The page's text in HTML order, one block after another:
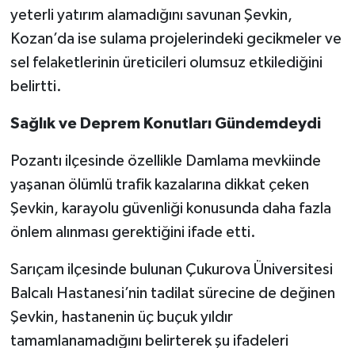
yeterli yatırım alamadığını savunan Şevkin,
Kozan’da ise sulama projelerindeki gecikmeler ve
sel felaketlerinin üreticileri olumsuz etkilediğini
belirtti.
Sağlık ve Deprem Konutları Gündemdeydi
Pozantı ilçesinde özellikle Damlama mevkiinde
yaşanan ölümlü trafik kazalarına dikkat çeken
Şevkin, karayolu güvenliği konusunda daha fazla
önlem alınması gerektiğini ifade etti.
Sarıçam ilçesinde bulunan Çukurova Üniversitesi
Balcalı Hastanesi’nin tadilat sürecine de değinen
Şevkin, hastanenin üç buçuk yıldır
tamamlanamadığını belirterek şu ifadeleri